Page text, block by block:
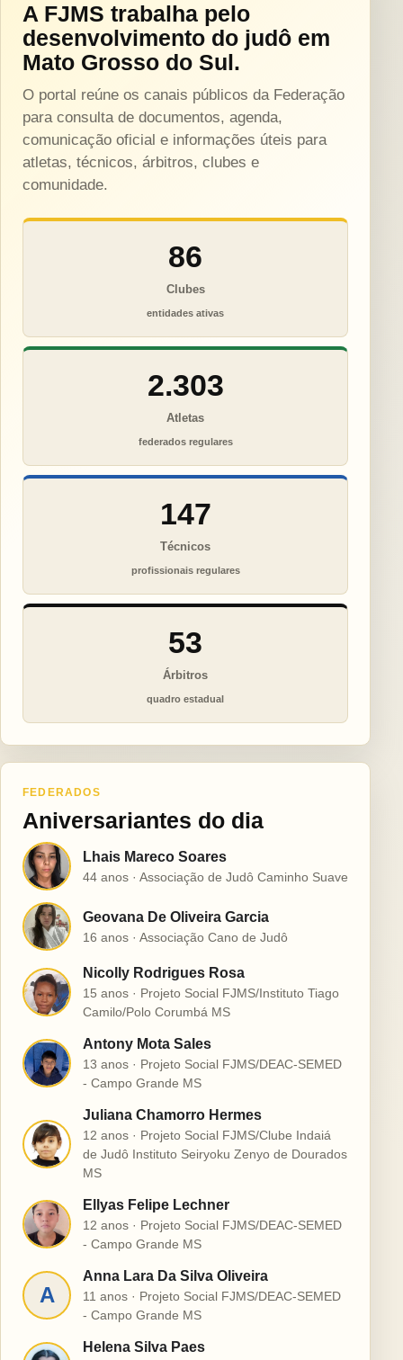
A FJMS trabalha pelo
desenvolvimento do judô em
Mato Grosso do Sul.
O portal reúne os canais públicos da Federação
para consulta de documentos, agenda,
comunicação oficial e informações úteis para
atletas, técnicos, árbitros, clubes e
comunidade.
86
Clubes
entidades ativas
2.303
Atletas
federados regulares
147
Técnicos
profissionais regulares
53
Árbitros
quadro estadual
FEDERADOS
Aniversariantes do dia
L Lhais Mareco Soares
44 anos · Associação de Judô Caminho Suave
G Geovana De Oliveira Garcia
16 anos · Associação Cano de Judô
N
Nicolly Rodrigues Rosa
15 anos · Projeto Social FJMS/Instituto Tiago
Camilo/Polo Corumbá MS
A
Antony Mota Sales
13 anos · Projeto Social FJMS/DEAC-SEMED
- Campo Grande MS
J
Juliana Chamorro Hermes
12 anos · Projeto Social FJMS/Clube Indaiá
de Judô Instituto Seiryoku Zenyo de Dourados
MS
E
Ellyas Felipe Lechner
12 anos · Projeto Social FJMS/DEAC-SEMED
- Campo Grande MS
A
Anna Lara Da Silva Oliveira
11 anos · Projeto Social FJMS/DEAC-SEMED
- Campo Grande MS
Helena Silva Paes